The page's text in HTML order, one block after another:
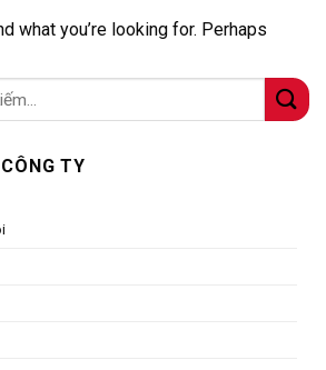
what you’re looking for. Perhaps
TY